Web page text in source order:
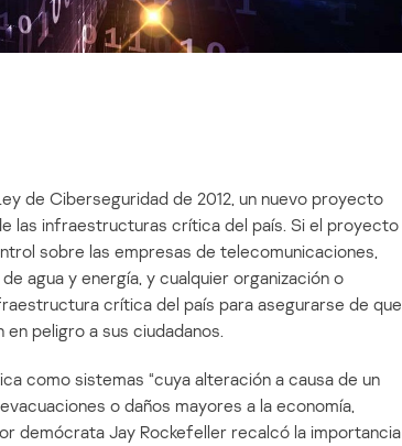
de Ciberseguridad de 2012, un nuevo proyecto
las infraestructuras crítica del país. Si el proyecto
sobre las empresas de telecomunicaciones,
agua y energía, y cualquier organización o
crítica del país para asegurarse de que
peligro a sus ciudadanos.
como sistemas “cuya alteración a causa de un
o daños mayores a la economía,
demócrata Jay Rockefeller recalcó la importancia